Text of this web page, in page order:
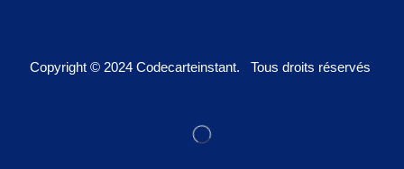
Copyright © 2024 Codecarteinstant. Tous droits réservés